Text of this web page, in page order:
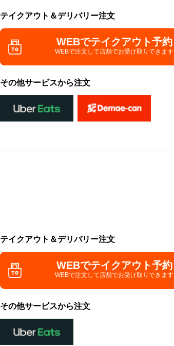
テイクアウト＆デリバリー注文
WEBでテイクアウト予約
WEBで注文して店舗でお受け取りできます
その他サービスから注文
テイクアウト＆デリバリー注文
WEBでテイクアウト予約
WEBで注文して店舗でお受け取りできます
その他サービスから注文